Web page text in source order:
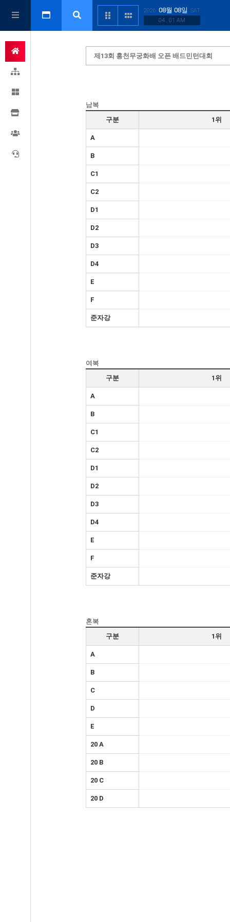
2026 08월 08일 SAT
04 : 01 AM
제13회 홍천무궁화배 오픈 배드민턴대회
남복
구분
1위
A
B
C1
C2
D1
D2
D3
D4
E
F
준자강
여복
구분
1위
A
B
C1
C2
D1
D2
D3
D4
E
F
준자강
혼복
구분
1위
A
B
C
D
E
20 A
20 B
20 C
20 D